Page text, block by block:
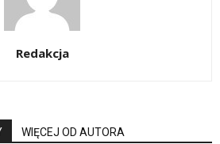
Redakcja
WIĘCEJ OD AUTORA